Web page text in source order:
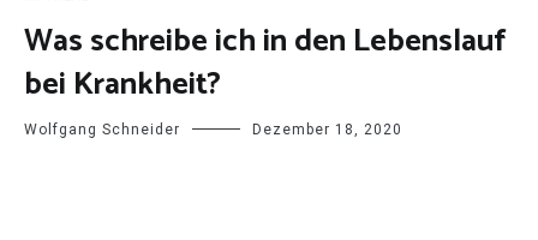
Was schreibe ich in den Lebenslauf
bei Krankheit?
Wolfgang Schneider Dezember 18, 2020